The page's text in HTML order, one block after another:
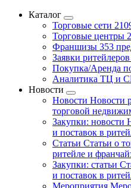
Каталог
Торговые сети
Торговые центры
Франшизы 353
Заявки ритейлеров
Покупка/Аренда
Аналитика ТЦ и
Новости
Новости Новости
торговой
Закупки: новости
и поставок в
Статьи Статьи о
ритейле и
Закупки: статьи
и поставок в
Мероприятия